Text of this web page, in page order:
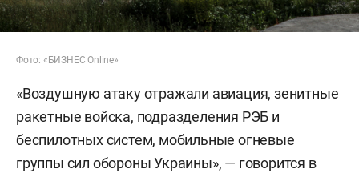
Фото: «БИЗНЕС Online»
«Воздушную атаку отражали авиация, зенитные
ракетные войска, подразделения РЭБ и
беспилотных систем, мобильные огневые
группы сил обороны Украины», — говорится в